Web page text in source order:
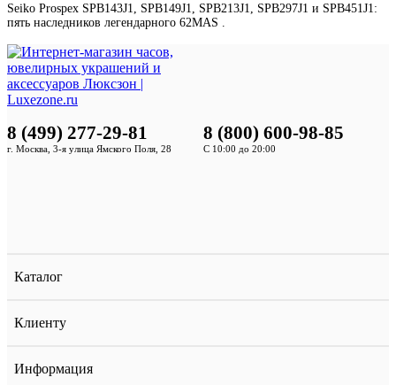
Seiko Prospex SPB143J1, SPB149J1, SPB213J1, SPB297J1 и SPB451J1:
пять наследников легендарного 62MAS .
Каталог
Клиенту
Информация
8 (499) 277-29-81
г. Москва, 3-я улица Ямского Поля, 28
8 (800) 600-98-85
С 10:00 до 20:00